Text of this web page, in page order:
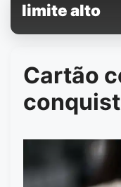
limite alto
Cartão